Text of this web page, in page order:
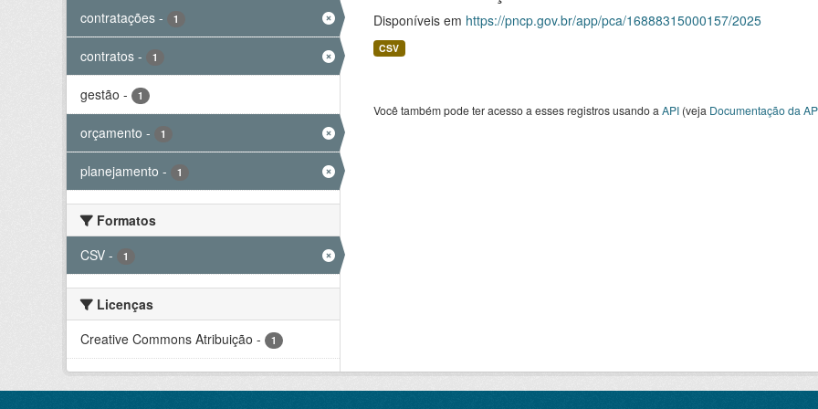
contratações - 1
contratos - 1
gestão - 1
orçamento - 1
planejamento - 1
Formatos
CSV - 1
Licenças
Creative Commons Atribuição - 1
Disponíveis em https://pncp.gov.br/app/pca/16888315000157/2025
CSV
Você também pode ter acesso a esses registros usando a API(veja Documentação da